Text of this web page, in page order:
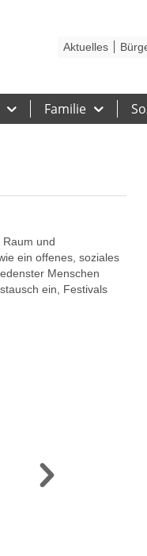
Familie
Aktuelles
und
ein offenes, soziales
Menschen
ein, Festivals